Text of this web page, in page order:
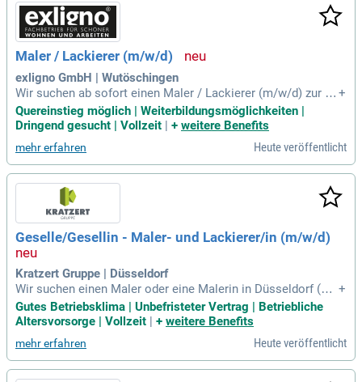
nziell für die Zusammenarbeit im Team. Beschäftigte müss
en gegen Masern geimpft oder immun sein, sofern sie nach
1970 geboren sind.
Maler / Lackierer (m/w/d)
exligno GmbH | Wutöschingen
Wir suchen ab sofort einen Maler / Lackierer (m/w/d) zur V
erstärkung unseres erfolgreichen Teams in Wutöschingen.
Seit fast 65 Jahren gestalten wir hochwertige Möbel- und In
nenausbauprojekte in Deutschland und der Schweiz. Auf üb
er 4.500 m² Produktionsfläche bieten wir dir spannende Her
ausforderungen und die Möglichkeit, deine Kreativität auszu
leben. Deine Hauptaufgabe ist die Veredelung von Holz, Gla
s und Metall durch Lacke und Öle. Du realisierst exklusive O
berflächenkonzepte und sorgst für präzises Arbeiten an einl
adenden Projekten. Wenn du Leidenschaft für hochwertige
Verarbeitung mitbringst, freuen wir uns auf deine Bewerbun
g!
+
Quereinstieg möglich | Weiterbildungsmöglichkeiten |
Dringend gesucht | Vollzeit | + weitere Benefits
mehr erfahren Heute veröffentlicht
Geselle/Gesellin - Maler- und Lackierer/in (m/w/d)
Kratzert Gruppe | Düsseldorf
Wir suchen einen Maler oder eine Malerin in Düsseldorf (m/
w/d) für abwechslungsreiche Aufgaben. Ihre Tätigkeiten umf
assen Verspachteln, Schleifen, Grundieren sowie Innenanstr
ich und Lackierarbeiten. Eine abgeschlossene Ausbildung is
t erforderlich, idealerweise mit mindestens drei Jahren Beru
fserfahrung. Wir schätzen auch ehrgeizige Berufsanfänger, d
ie eine zielgerichtete Weiterbildung anstreben. Verlässlichk
+
Gutes Betriebsklima | Unbefristeter Vertrag | Betriebliche
Altersvorsorge | Vollzeit | + weitere Benefits
mehr erfahren Heute veröffentlicht